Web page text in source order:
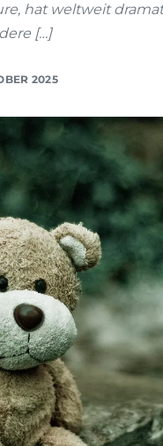
hat weltweit
[…]
2025